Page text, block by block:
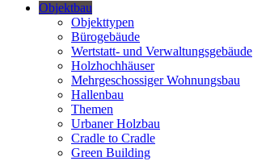
Objektbau
Objekttypen
Bürogebäude
Wertstatt- und Verwaltungsgebäude
Holzhochhäuser
Mehrgeschossiger Wohnungsbau
Hallenbau
Themen
Urbaner Holzbau
Cradle to Cradle
Green Building